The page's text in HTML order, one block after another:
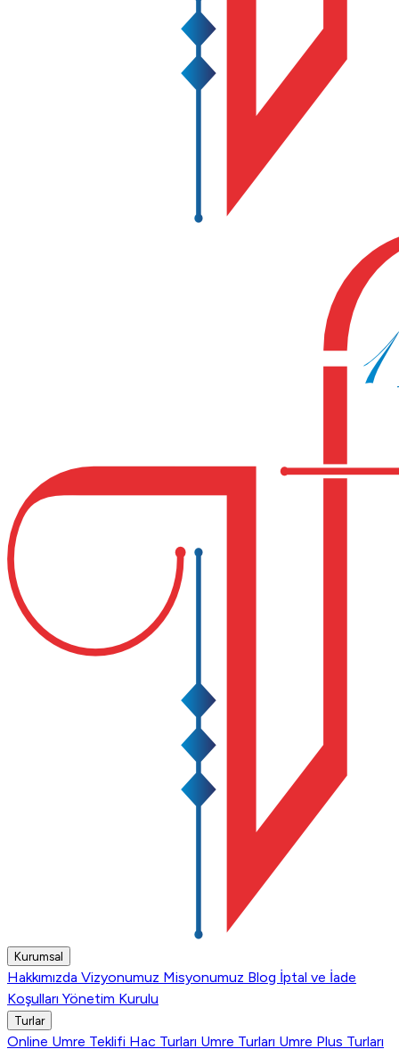
Kurumsal
Hakkımızda Vizyonumuz Misyonumuz Blog İptal ve İade
Koşulları Yönetim Kurulu
Turlar
Online Umre Teklifi Hac Turları Umre Turları Umre Plus Turları